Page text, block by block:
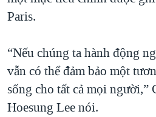
Paris.
“Nếu chúng ta hành động
vẫn có thể đảm bảo một
sống cho tất cả mọi người,”
Hoesung Lee nói.